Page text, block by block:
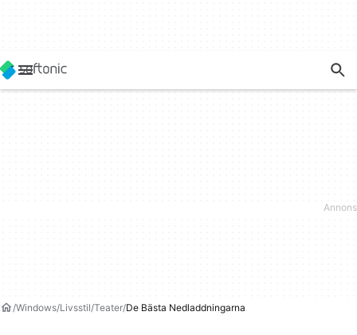
Windows Livsstil Teater De Bästa Nedladdningarna